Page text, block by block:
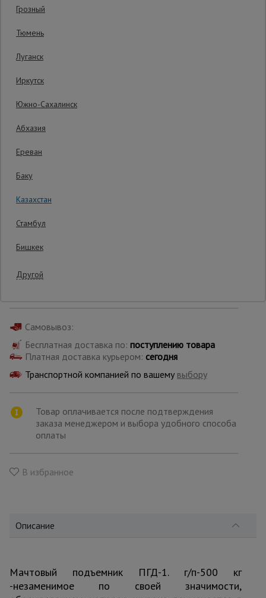
Вибротехника
строительства
для работы с
арматурой
Тачки
Производитель: ТЭМЗ
Самовывоз:
Бесплатная доставка по: поступлению товара
Платная доставка курьером: сегодня
Транспортной компанией по вашему выбору
Товар оплачивается после подтверждения
заказа менеджером и выбора удобного способа
оплаты
В избранное
Описание
Мачтовый подъемник ПГД-1. г/п-500 кг
-незаменимое по своей значимости,
Грозный
Тюмень
Луганск
Иркутск
Южно-Сахалинск
Абхазия
Ереван
Баку
Казахстан
Стамбул
Бишкек
Другой